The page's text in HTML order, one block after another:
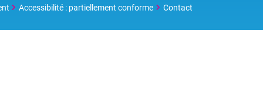
Accessibilité : partiellement conforme Contact